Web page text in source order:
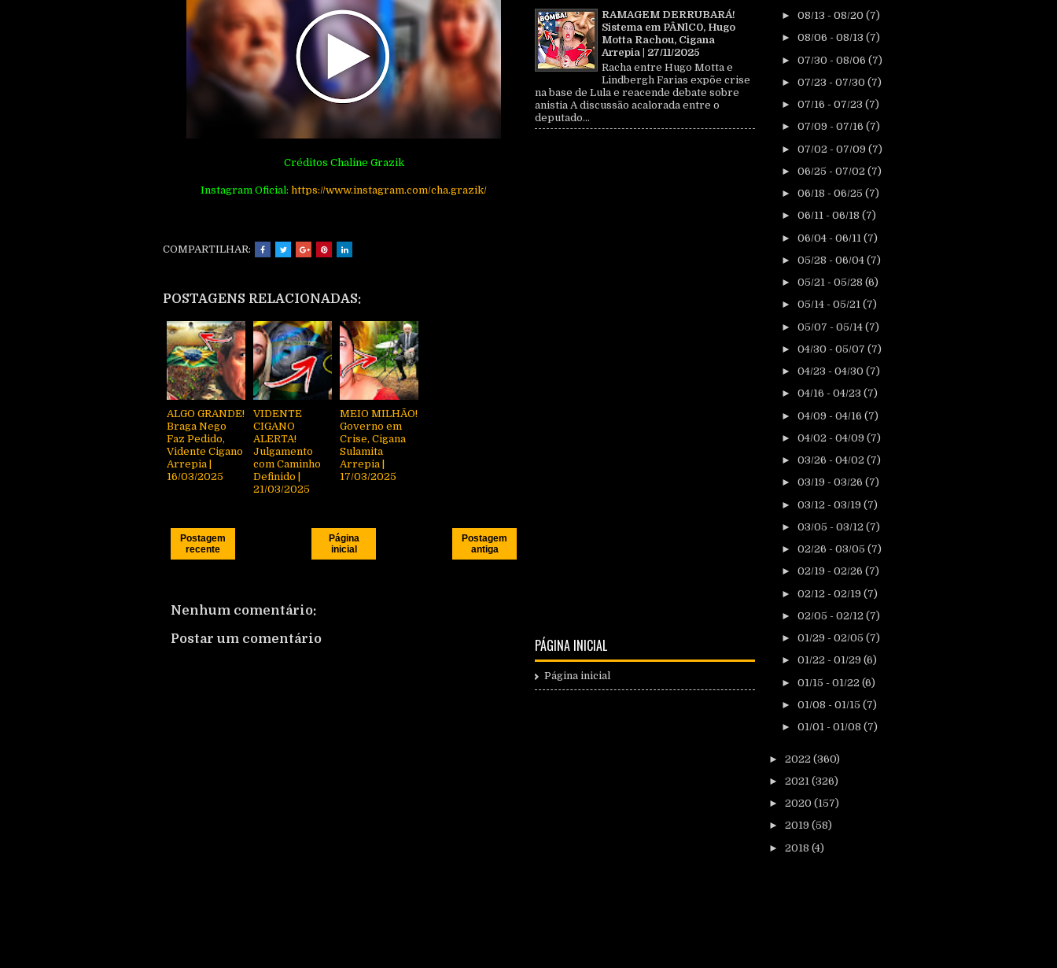
Créditos Chaline Grazik
Instagram Oficial: https://www.instagram.com/cha.grazik/
COMPARTILHAR:
POSTAGENS RELACIONADAS:
ALGO GRANDE!
Braga Nego
Faz Pedido,
Vidente Cigano
Arrepia |
16/03/2025
VIDENTE
CIGANO
ALERTA!
Julgamento
com Caminho
Definido |
21/03/2025
MEIO MILHÃO!
Governo em
Crise, Cigana
Sulamita
Arrepia |
17/03/2025
Postagem
recente
Postagem
antiga
Página
inicial
Nenhum comentário:
Postar um comentário
RAMAGEM DERRUBARÁ!
Sistema em PÂNlC0, Hugo
Motta Rachou, Cigana
Arrepia | 27/11/2025
Racha entre Hugo Motta e
Lindbergh Farias expõe crise
na base de Lula e reacende debate sobre
anistia A discussão acalorada entre o
deputado...
PÁGINA INICIAL
Página inicial
► 08/13 - 08/20 (7)
► 08/06 - 08/13 (7)
► 07/30 - 08/06 (7)
► 07/23 - 07/30 (7)
► 07/16 - 07/23 (7)
► 07/09 - 07/16 (7)
► 07/02 - 07/09 (7)
► 06/25 - 07/02 (7)
► 06/18 - 06/25 (7)
► 06/11 - 06/18 (7)
► 06/04 - 06/11 (7)
► 05/28 - 06/04 (7)
► 05/21 - 05/28 (6)
► 05/14 - 05/21 (7)
► 05/07 - 05/14 (7)
► 04/30 - 05/07 (7)
► 04/23 - 04/30 (7)
► 04/16 - 04/23 (7)
► 04/09 - 04/16 (7)
► 04/02 - 04/09 (7)
► 03/26 - 04/02 (7)
► 03/19 - 03/26 (7)
► 03/12 - 03/19 (7)
► 03/05 - 03/12 (7)
► 02/26 - 03/05 (7)
► 02/19 - 02/26 (7)
► 02/12 - 02/19 (7)
► 02/05 - 02/12 (7)
► 01/29 - 02/05 (7)
► 01/22 - 01/29 (6)
► 01/15 - 01/22 (6)
► 01/08 - 01/15 (7)
► 01/01 - 01/08 (7)
► 2022 (360)
► 2021 (326)
► 2020 (157)
► 2019 (58)
► 2018 (4)